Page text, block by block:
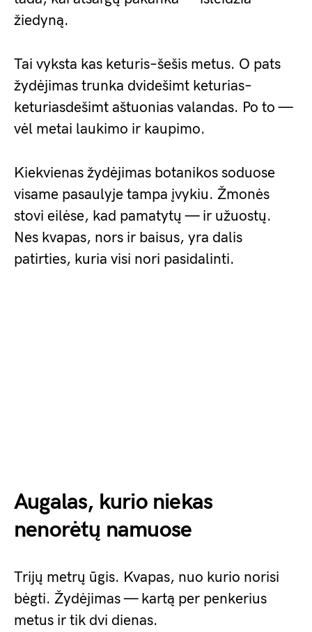
žiedyną.
Tai vyksta kas keturis–šešis metus. O pats
žydėjimas trunka dvidešimt keturias–
keturiasdešimt aštuonias valandas. Po to —
vėl metai laukimo ir kaupimo.
Kiekvienas žydėjimas botanikos soduose
visame pasaulyje tampa įvykiu. Žmonės
stovi eilėse, kad pamatytų — ir užuostų.
Nes kvapas, nors ir baisus, yra dalis
patirties, kuria visi nori pasidalinti.
Augalas, kurio niekas
nenorėtų namuose
Trijų metrų ūgis. Kvapas, nuo kurio norisi
bėgti. Žydėjimas — kartą per penkerius
metus ir tik dvi dienas.